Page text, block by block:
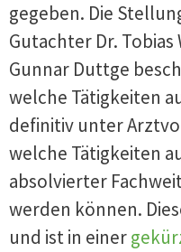
gegeben. Die
Gutachter Dr.
Gunnar Duttge
welche Tätigkeiten
definitiv unter
welche Tätigkeiten
absolvierter
werden können.
und ist in einer